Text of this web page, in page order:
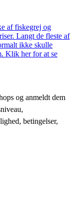
af fiskegrej og
Langt de fleste af
ikke skulle
Klik her for at se
og anmeldt dem
betingelser,